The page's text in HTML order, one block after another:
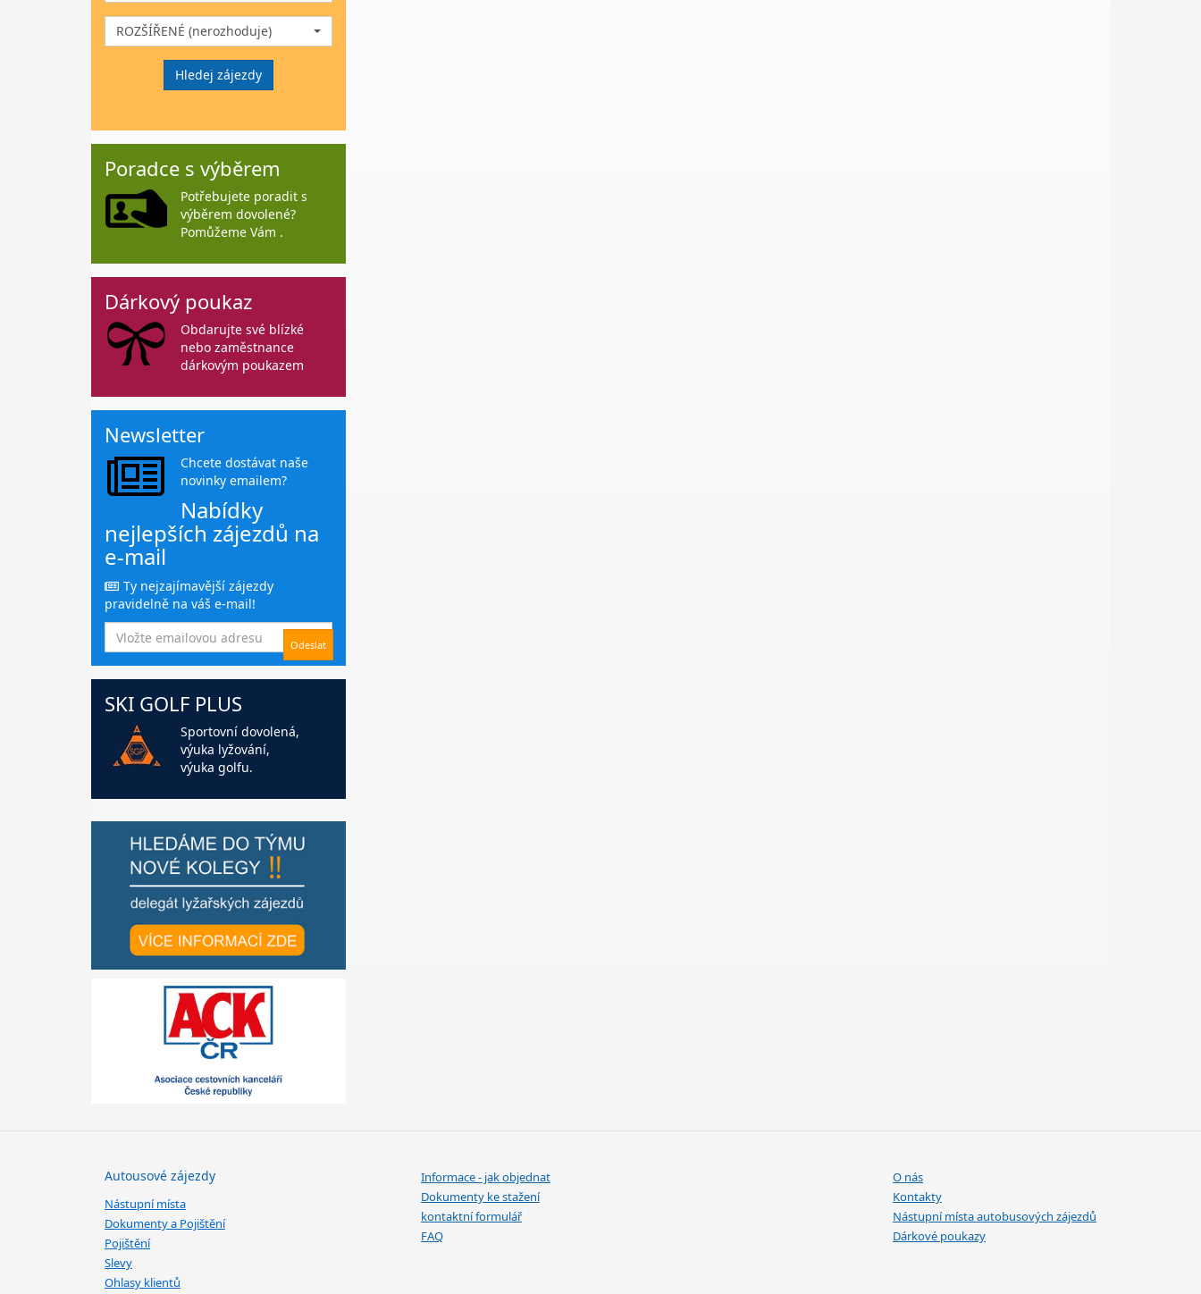
ROZŠÍŘENÉ (nerozhoduje)
Hledej zájezdy
Poradce s výběrem
Potřebujete poradit s
výběrem dovolené?
Pomůžeme Vám .
Dárkový poukaz
Obdarujte své blízké
nebo zaměstnance
dárkovým poukazem
Newsletter
Chcete dostávat naše
novinky emailem?
Nabídky
nejlepších zájezdů na
e-mail
Ty nejzajímavější zájezdy
pravidelně na váš e-mail!
SKI GOLF PLUS
Sportovní dovolená,
výuka lyžování,
výuka golfu.
Autousové zájezdy
Nástupní místa
Dokumenty a Pojištění
Pojištění
Slevy
Ohlasy klientů
Informace - jak objednat
Dokumenty ke stažení
kontaktní formulář
FAQ
O nás
Kontakty
Nástupní místa autobusových zájezdů
Dárkové poukazy